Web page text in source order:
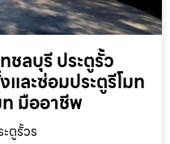
ชลบุรี ประตูรั้ว
ละซ่อมประตูรีโมท
ท มืออาชีพ
ตูรั้วร